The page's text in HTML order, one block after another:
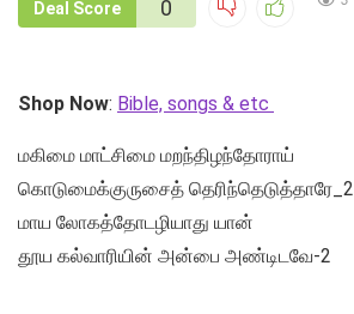
Deal Score 0
Shop Now: Bible, songs & etc
மகிமை மாட்சிமை மறந்திழந்தோராய்
கொடுமைக்குருசைத் தெரிந்தெடுத்தாரே_2
மாய லோகத்தோடழியாது யான்
தூய கல்வாரியின் அன்பை அண்டிடவே-2